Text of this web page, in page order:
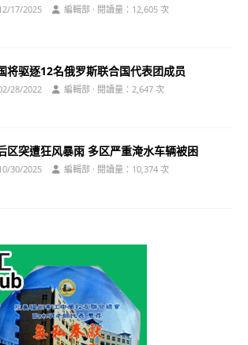
17/2025 編輯部 · 閱讀量：12,605 次
将驱逐12名俄罗斯联合国代表团成员
28/2022 編輯部 · 閱讀量：2,647 次
区突遭狂风暴雨 多区严重淹水车辆被困
30/2025 編輯部 · 閱讀量：10,374 次